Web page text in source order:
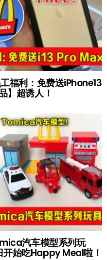
福利：免费送iPhone13
】超诱人！
汽车模型系列玩
开始吃Happy Meal啦！